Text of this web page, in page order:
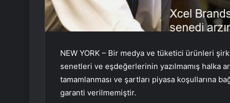
NEW YORK – Bir medya ve tüketici ürünleri
senetleri ve eşdeğerlerinin yazılmamış halka
tamamlanması ve şartları piyasa koşullarına
garanti verilmemiştir.